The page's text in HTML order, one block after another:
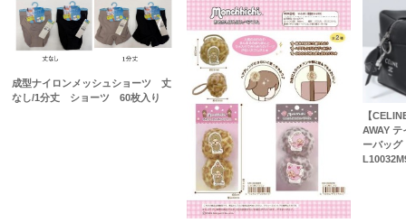
成型ナイロンメッシュショーツ 丈
なし/1分丈 ショーツ 60枚入り
【
AWAY
ーバッ